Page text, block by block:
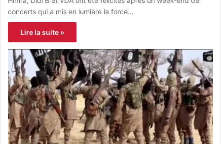
concerts qui a mis en lumière la force…
Lire la suite »